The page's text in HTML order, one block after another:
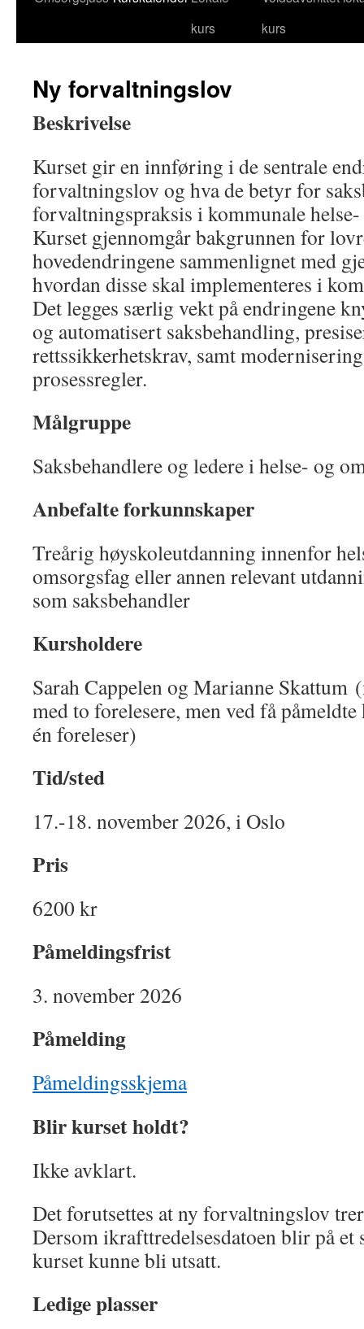
kurs
kurs
Ny forvaltningslov
Beskrivelse
Kurset gir en innføring i de sentrale
forvaltningslov og hva de betyr for
forvaltningspraksis i kommunale
Kurset gjennomgår bakgrunnen for
hovedendringene sammenlignet med
hvordan disse skal implementeres i
Det legges særlig vekt på endringene
og automatisert saksbehandling,
rettssikkerhetskrav, samt
prosessregler.
Målgruppe
Saksbehandlere og ledere i helse- og
Anbefalte forkunnskaper
Treårig høyskoleutdanning innenfor
omsorgsfag eller annen relevant
som saksbehandler
Kursholdere
Sarah Cappelen og Marianne Skattum
med to forelesere, men ved få
én foreleser)
Tid/sted
17.-18. november 2026, i Oslo
Pris
6200 kr
Påmeldingsfrist
3. november 2026
Påmelding
Påmeldingsskjema
Blir kurset holdt?
Ikke avklart.
Det forutsettes at ny forvaltningslov
Dersom ikrafttredelsesdatoen blir på
kurset kunne bli utsatt.
Ledige plasser